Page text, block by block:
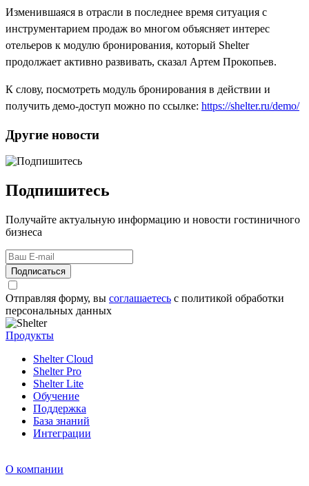
Изменившаяся в отрасли в последнее время ситуация с
инструментарием продаж во многом объясняет интерес
отельеров к модулю бронирования, который Shelter
продолжает активно развивать, сказал Артем Прокопьев.
К слову, посмотреть модуль бронирования в действии и
получить демо-доступ можно по ссылке: https://shelter.ru/demo/
Другие новости
Подпишитесь
Получайте актуальную информацию и новости гостиничного
бизнеса
Подписаться
Отправляя форму, вы соглашаетесь с политикой обработки
персональных данных
Продукты
Shelter Cloud
Shelter Pro
Shelter Lite
Обучение
Поддержка
База знаний
Интеграции
О компании